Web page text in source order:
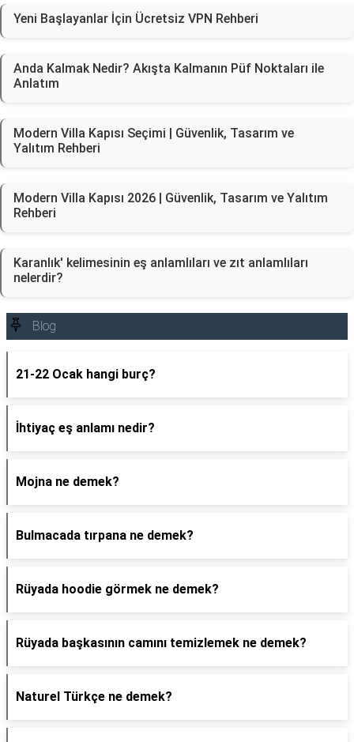
Yeni Başlayanlar İçin Ücretsiz VPN Rehberi
Anda Kalmak Nedir? Akışta Kalmanın Püf Noktaları ile
Anlatım
Modern Villa Kapısı Seçimi | Güvenlik, Tasarım ve
Yalıtım Rehberi
Modern Villa Kapısı 2026 | Güvenlik, Tasarım ve Yalıtım
Rehberi
Karanlık' kelimesinin eş anlamlıları ve zıt anlamlıları
nelerdir?
Blog
21-22 Ocak hangi burç?
İhtiyaç eş anlamı nedir?
Mojna ne demek?
Bulmacada tırpana ne demek?
Rüyada hoodie görmek ne demek?
Rüyada başkasının camını temizlemek ne demek?
Naturel Türkçe ne demek?